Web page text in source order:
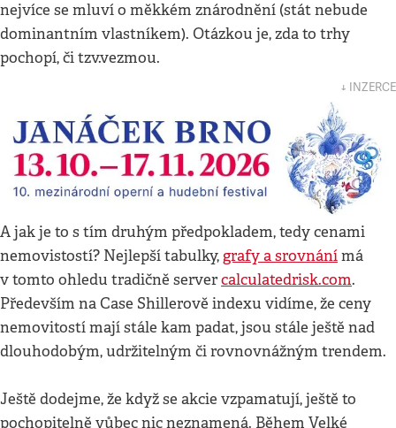
nejvíce se mluví o měkkém znárodnění (stát nebude
dominantním vlastníkem). Otázkou je, zda to trhy
pochopí, či tzv.vezmou.
↓ INZERCE
A jak je to s tím druhým předpokladem, tedy cenami
nemovistostí? Nejlepší tabulky, grafy a srovnánímá
v tomto ohledu tradičně servercalculatedrisk.com.
Především na Case Shillerově indexu vidíme, že ceny
nemovitostí mají stále kam padat, jsou stále ještě nad
dlouhodobým, udržitelným či rovnovnážným trendem.
Ještě dodejme, že když se akcie vzpamatují, ještě to
pochopitelně vůbec nic neznamená. Během Velké